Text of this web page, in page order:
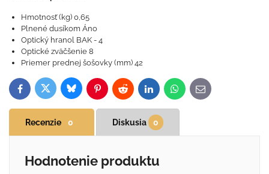
Hmotnosť (kg) 0,65
Plnené dusíkom Áno
Optický hranol BAK - 4
Optické zväčšenie 8
Priemer prednej šošovky (mm) 42
FacebookTwitterBlueskyPinterestReddit LinkedInWhatsApp
E-
mail
Recenzie 0 Diskusia 0
Hodnotenie produktu